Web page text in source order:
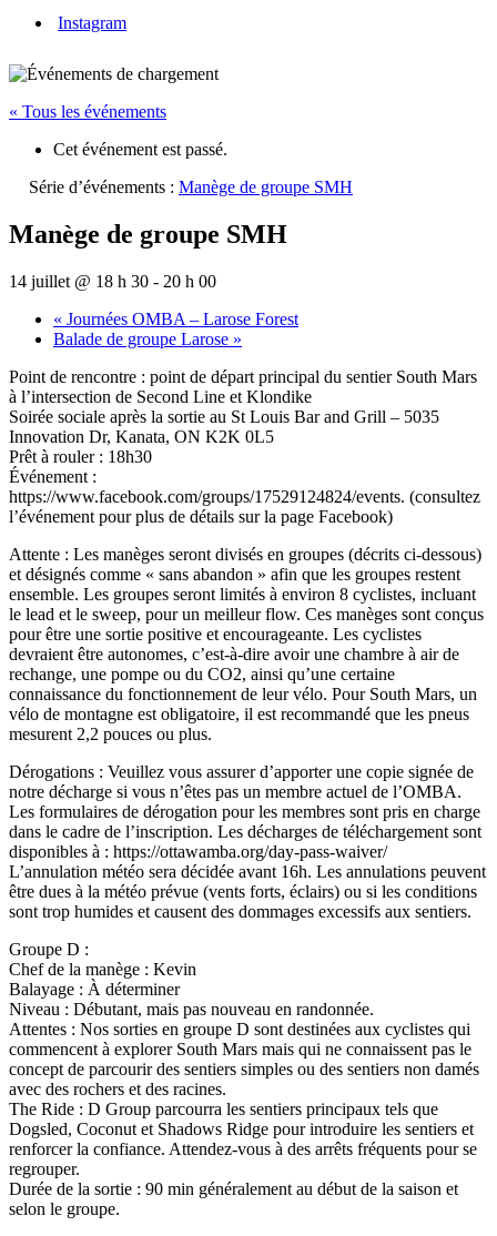
Instagram
« Tous les événements
Cet événement est passé.
Série d’événements : Manège de groupe SMH
Manège de groupe SMH
14 juillet @ 18 h 30 - 20 h 00
« Journées OMBA – Larose Forest
Balade de groupe Larose »
Point de rencontre : point de départ principal du sentier South Mars
à l’intersection de Second Line et Klondike
Soirée sociale après la sortie au St Louis Bar and Grill – 5035
Innovation Dr, Kanata, ON K2K 0L5
Prêt à rouler : 18h30
Événement :
https://www.facebook.com/groups/17529124824/events. (consultez
l’événement pour plus de détails sur la page Facebook)
Attente : Les manèges seront divisés en groupes (décrits ci-dessous)
et désignés comme « sans abandon » afin que les groupes restent
ensemble. Les groupes seront limités à environ 8 cyclistes, incluant
le lead et le sweep, pour un meilleur flow. Ces manèges sont conçus
pour être une sortie positive et encourageante. Les cyclistes
devraient être autonomes, c’est-à-dire avoir une chambre à air de
rechange, une pompe ou du CO2, ainsi qu’une certaine
connaissance du fonctionnement de leur vélo. Pour South Mars, un
vélo de montagne est obligatoire, il est recommandé que les pneus
mesurent 2,2 pouces ou plus.
Dérogations : Veuillez vous assurer d’apporter une copie signée de
notre décharge si vous n’êtes pas un membre actuel de l’OMBA.
Les formulaires de dérogation pour les membres sont pris en charge
dans le cadre de l’inscription. Les décharges de téléchargement sont
disponibles à : https://ottawamba.org/day-pass-waiver/
L’annulation météo sera décidée avant 16h. Les annulations peuvent
être dues à la météo prévue (vents forts, éclairs) ou si les conditions
sont trop humides et causent des dommages excessifs aux sentiers.
Groupe D :
Chef de la manège : Kevin
Balayage : À déterminer
Niveau : Débutant, mais pas nouveau en randonnée.
Attentes : Nos sorties en groupe D sont destinées aux cyclistes qui
commencent à explorer South Mars mais qui ne connaissent pas le
concept de parcourir des sentiers simples ou des sentiers non damés
avec des rochers et des racines.
The Ride : D Group parcourra les sentiers principaux tels que
Dogsled, Coconut et Shadows Ridge pour introduire les sentiers et
renforcer la confiance. Attendez-vous à des arrêts fréquents pour se
regrouper.
Durée de la sortie : 90 min généralement au début de la saison et
selon le groupe.